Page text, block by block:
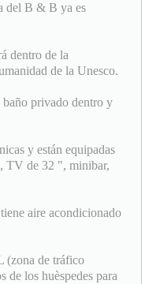
del B & B ya es
dentro de la
de la Unesco.
privado dentro y
y están equipadas
TV de 32 ", minibar,
aire acondicionado
(zona de tráfico
de los huèspedes para